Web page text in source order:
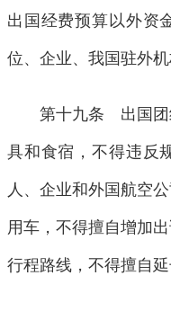
出国经费预算以外资
位、企业、我国驻外
第十九条 出国团组
具和食宿，不得违反
人、企业和外国航空
用车，不得擅自增加
行程路线，不得擅自延